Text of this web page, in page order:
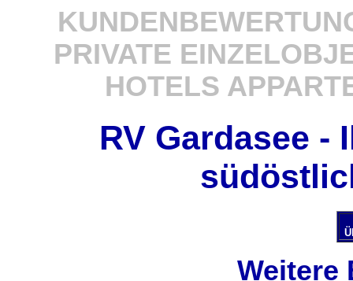
PRIVATE
HOTELS
RV Gardasee -
Weitere